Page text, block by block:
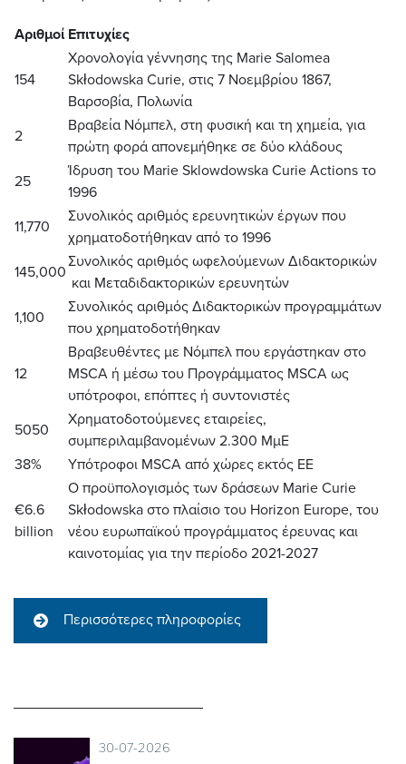
Αριθμοί Επιτυχίες
154
Χρονολογία γέννησης της Marie Salomea
Skłodowska Curie, στις 7 Νοεμβρίου 1867,
Βαρσοβία, Πολωνία
2
Βραβεία Νόμπελ, στη φυσική και τη χημεία, για
πρώτη φορά απονεμήθηκε σε δύο κλάδους
25
Ίδρυση του Marie Sklowdowska Curie Actions το
1996
11,770
Συνολικός αριθμός ερευνητικών έργων που
χρηματοδοτήθηκαν από το 1996
145,000
Συνολικός αριθμός ωφελούμενων Διδακτορικών
και Μεταδιδακτορικών ερευνητών
1,100
Συνολικός αριθμός Διδακτορικών προγραμμάτων
που χρηματοδοτήθηκαν
12
Βραβευθέντες με Νόμπελ που εργάστηκαν στο
MSCA ή μέσω του Προγράμματος MSCA ως
υπότροφοι, επόπτες ή συντονιστές
5050
Χρηματοδοτούμενες εταιρείες,
συμπεριλαμβανομένων 2.300 ΜμΕ
38%
Υπότροφοι MSCA από χώρες εκτός ΕΕ
€6.6
billion
Ο προϋπολογισμός των δράσεων Marie Curie
Skłodowska στο πλαίσιο του Horizon Europe, του
νέου ευρωπαϊκού προγράμματος έρευνας και
καινοτομίας για την περίοδο 2021-2027
Περισσότερες πληροφορίες
30-07-2026